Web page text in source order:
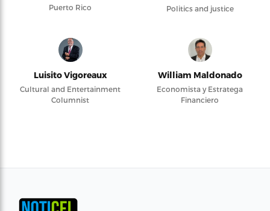
Puerto Rico
Politics and justice
Luisito Vigoreaux
Cultural and Entertainment
Columnist
William Maldonado
Economista y Estratega
Financiero